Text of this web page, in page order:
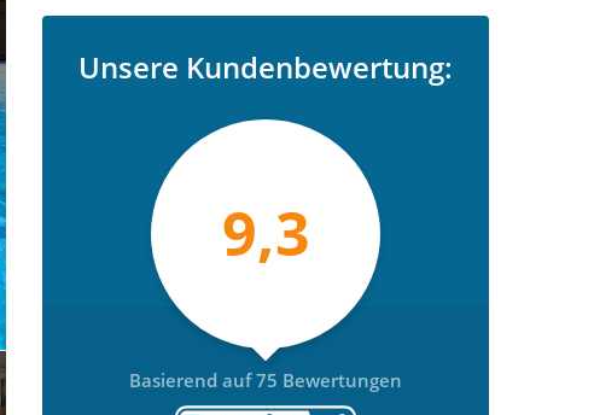
Unsere Kundenbewertung:
9,3
Basierend auf 75 Bewertungen